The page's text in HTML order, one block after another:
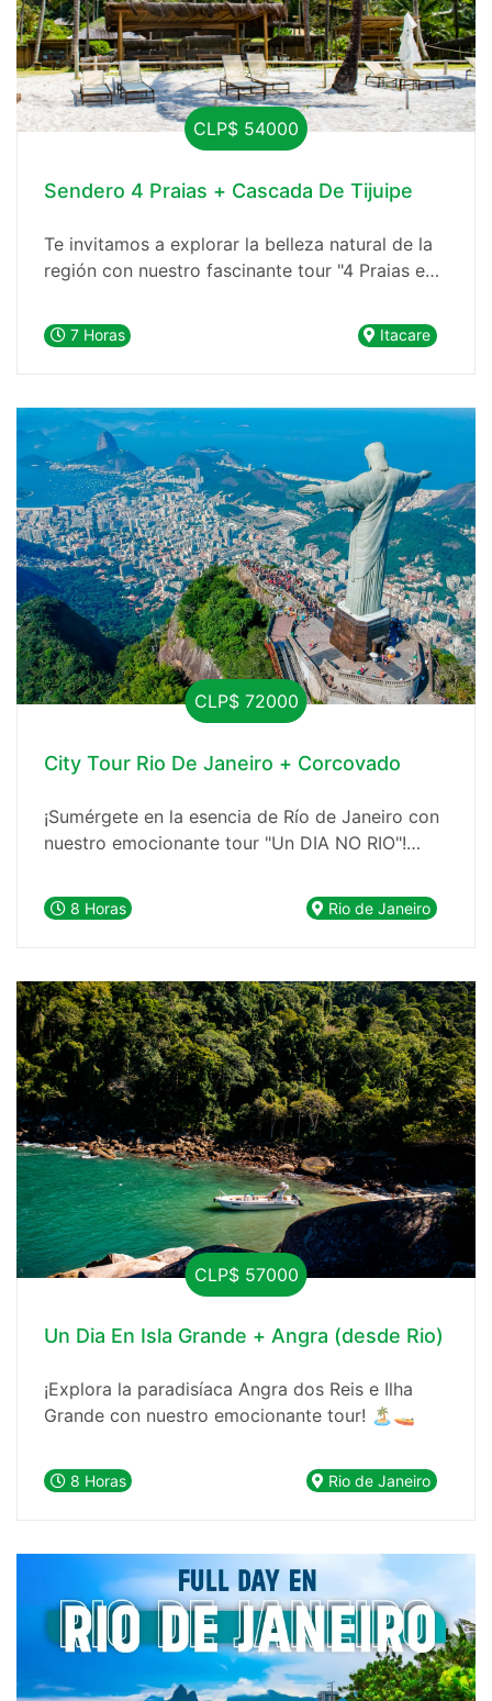
CLP$ 54000
Sendero 4 Praias + Cascada De Tijuipe
Te invitamos a explorar la belleza natural de la
región con nuestro fascinante tour "4 Praias e
el preferido por los turistas y te lleva a
descubrir algunos de los tesoros naturales más
7 Horas Itacare
CLP$ 72000
City Tour Rio De Janeiro + Corcovado
¡Sumérgete en la esencia de Río de Janeiro con
nuestro emocionante tour "Un DIA NO RIO"!
explorando sus atracciones más icónicas con
comodidad y sin preocupaciones.
8 Horas Rio de Janeiro
CLP$ 57000
Un Dia En Isla Grande + Angra (desde Rio)
¡Explora la paradisíaca Angra dos Reis e Ilha
Grande con nuestro emocionante tour! 🏝️🚤
8 Horas Rio de Janeiro